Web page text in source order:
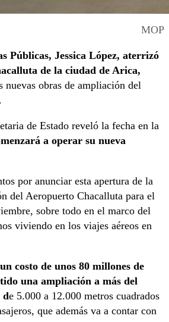
MOP
Públicas, Jessica López, aterrizó
de la ciudad de Arica,
nuevas obras de ampliación del
de Estado reveló la fecha en la
a operar su nueva
por anunciar esta apertura de la
del Aeropuerto Chacalluta para el
sobre todo en el marco del
viviendo en los viajes aéreos en
costo de unos 80 millones de
una ampliación a más del
de 5.000 a 12.000 metros cuadrados
que además va a contar con